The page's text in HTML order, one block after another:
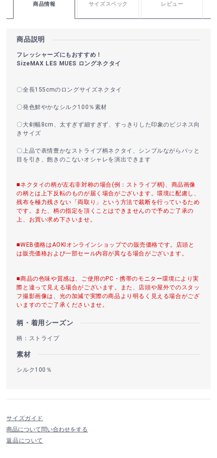
商品情報 サイズスペック レビュー
商品説明
フレッシャーズにもおすすめ！
SizeMAX LES MUES ロングネクタイ
〇全長155cmのロングサイズネクタイ
〇発色鮮やかなシルク100％素材
〇大剣幅8cm、太すぎず細すぎず、すっきりした印象のビジネス向
きサイズ
〇上品で表情豊かなストライプ柄ネクタイ、シンプルながらパッと
目を引き、飽きのこないオシャレを演出できます
■ネクタイの柄が左右非対称の場合(例：ストライプ柄)、商品画像
の柄とは上下反転のものが届く場合がございます。環境に配慮し、
残布を極力残さない「両取り」という方法で裁断を行っているため
です。また、柄の指定を頂くことはできませんので予めご了承の
上、お買い求め下さいませ。
■WEB価格はAOKIオンラインショップでの販売価格です。店頭と
は販売価格および一部セール内容が異なる場合がございます。
■商品の色味や質感は、ご使用のPC・携帯のモニター環境により実
際と違って見える場合がございます。また、店頭や屋外でのスタッ
フ撮影画像は、光の加減で実際の商品より明るく見える場合がござ
いますのでご了承くださいませ。
柄・着用シーズン
柄：ストライプ
素材
シルク100％
サイズガイド
商品について問い合わせをする
返品について